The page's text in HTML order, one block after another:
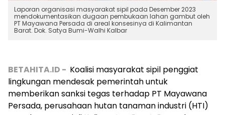
Laporan organisasi masyarakat sipil pada Desember 2023
mendokumentasikan dugaan pembukaan lahan gambut oleh
PT Mayawana Persada di areal konsesinya di Kalimantan
Barat. Dok. Satya Bumi-Walhi Kalbar
BETAHITA.ID - Koalisi masyarakat sipil penggiat
lingkungan mendesak pemerintah untuk
memberikan sanksi tegas terhadap PT Mayawana
Persada, perusahaan hutan tanaman industri (HTI)